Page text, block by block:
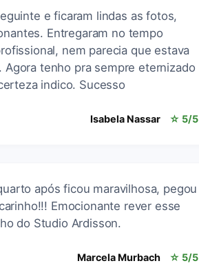
e ficaram lindas as fotos,
Entregaram no tempo
nem parecia que estava
tenho pra sempre eternizado
indico. Sucesso
Isabela Nassar ☆ 5/5
após ficou maravilhosa, pegou
Emocionante rever esse
do Studio Ardisson.
Marcela Murbach ☆ 5/5